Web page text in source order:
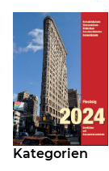
Kategorien